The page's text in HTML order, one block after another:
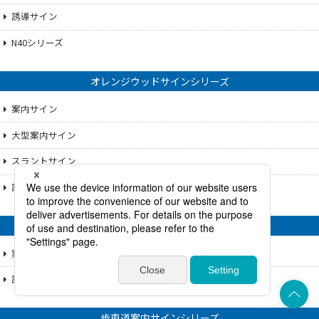
誘導サイン
N40シリーズ
オレンジウッドサインシリーズ
案内サイン
大型案内サイン
スラントサイン
誘導サイン
テンダーウッド・PGｻｲﾝｼﾘｰｽﾞ
案内サイン
誘導サイン
へ